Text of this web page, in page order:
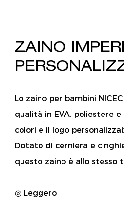
ZAINO
Lo zaino per bambini
qualità in EVA, poliestere
colori e il logo
Dotato di cerniera e
questo zaino è allo stesso
◎ Leggero